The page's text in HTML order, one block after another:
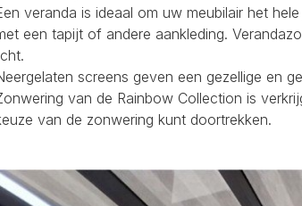
veranda is ideaal om uw meubilair het
een tapijt of andere aankleding.
screens geven een gezellige en
van de Rainbow Collection is
van de zonwering kunt doortrekken.